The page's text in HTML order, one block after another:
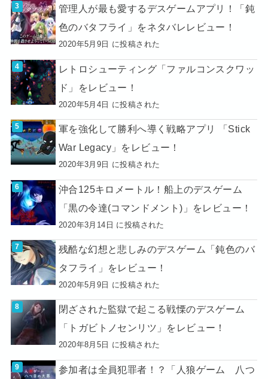
管理人が最も愛するデスゲームアプリ！「鈍
色のバタフライ」をネタバレレビュー！
2020年5月9日 に投稿された
レトロシューティング「ファルコンスクワッ
ド」をレビュー！
2020年5月4日 に投稿された
軍を強化して勝利へ導く戦略アプリ 「Stick
War Legacy」をレビュー！
2020年3月9日 に投稿された
沖合125キロメートル！船上のデスゲーム
「黒の令達(コマンドメント)」をレビュー！
2020年3月14日 に投稿された
残酷な幻想と悲しみのデスゲーム「鈍色のバ
タフライ」をレビュー！
2020年5月9日 に投稿された
閉ざされた監獄で起こる戦慄のデスゲーム
「トガビトノセンリツ」をレビュー！
2020年8月5日 に投稿された
参加者は全員犯罪者！？「人狼ゲーム 八つ